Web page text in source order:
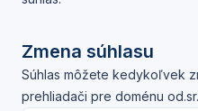
Zmena súhlasu
Súhlas môžete kedykoľvek
prehliadači pre doménu